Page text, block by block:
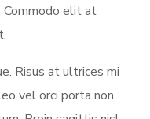
Commodo elit at
Risus at ultrices mi
vel orci porta non.